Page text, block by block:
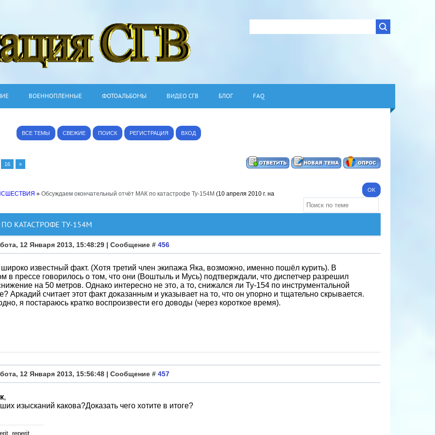
ВОЕННОПЛЕННЫЕ ФОТОАЛЬБОМЫ ВИДЕО СГВ БЛОГ FAQ
ВСЕ ТЕМЫ СВЕЖИЕ ПОИСК РЕГИСТРАЦИЯ ВХОД
16 »
» Обсуждаем окончательный отчёт МАК по катастрофе Ту-154М (10 апреля 2010 г. на
КАТАСТРОФЕ ТУ-154М
12 Января 2013, 15:48:29 | Сообщение # 456
широко известный факт. (Хотя третий член экипажа Яка, возможно, именно пошёл курить). В
в прессе говорилось о том, что они (Воштыль и Мусь) подтверждали, что диспетчер разрешил
на 50 метров. Однако интересно не это, а то, снижался ли Ту-154 по инструментальной
Аркадий считает этот факт доказанным и указывает на то, что он упорно и тщательно скрывается.
я постараюсь кратко воспроизвести его доводы (через короткое время).
12 Января 2013, 15:56:48 | Сообщение # 457
,
изысканий какова?Доказать чего хотите в итоге?
reperit